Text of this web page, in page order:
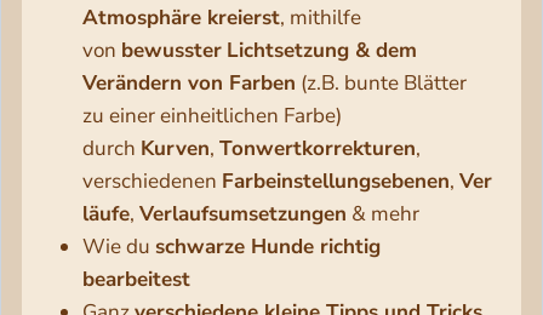
Atmosphäre kreierst, mithilfe
von bewusster Lichtsetzung & dem
Verändern von Farben (z.B. bunte Blätter
zu einer einheitlichen Farbe)
durch Kurven, Tonwertkorrekturen,
verschiedenen Farbeinstellungsebenen, Ver
läufe, Verlaufsumsetzungen & mehr
Wie du schwarze Hunde richtig
bearbeitest